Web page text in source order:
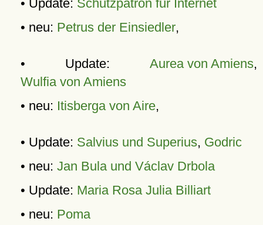
• Update: Schutzpatron für Internet
• neu: Petrus der Einsiedler,
• Update: Aurea von Amiens,
Wulfia von Amiens
• neu: Itisberga von Aire,
• Update: Salvius und Superius, Godric
• neu: Jan Bula und Václav Drbola
• Update: Maria Rosa Julia Billiart
• neu: Poma